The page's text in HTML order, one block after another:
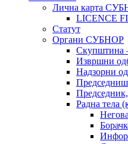
Лична карта
LICENCE
Статут
Органи СУБНОР
Скупштина
Извршни
Надзорни
Радна тела